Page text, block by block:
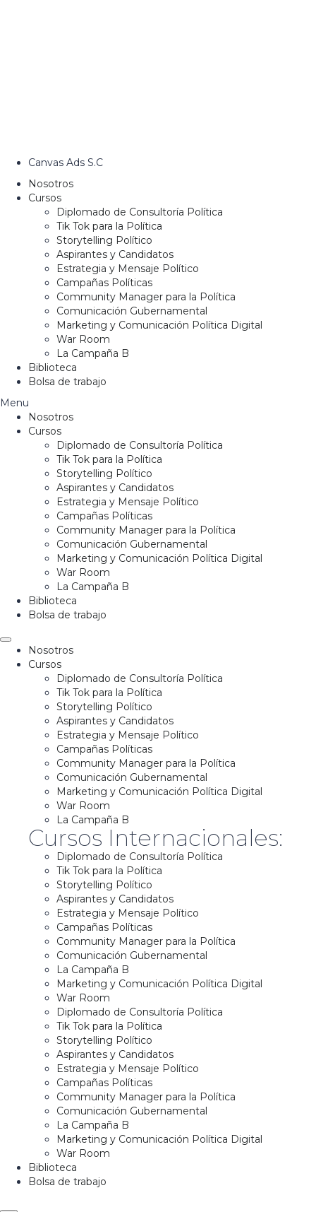
Canvas Ads S.C
Nosotros
Cursos
Diplomado de Consultoría Política
Tik Tok para la Política
Storytelling Político
Aspirantes y Candidatos
Estrategia y Mensaje Político
Campañas Políticas
Community Manager para la Política
Comunicación Gubernamental
Marketing y Comunicación Política Digital
War Room
La Campaña B
Biblioteca
Bolsa de trabajo
Menu
Nosotros
Cursos
Diplomado de Consultoría Política
Tik Tok para la Política
Storytelling Político
Aspirantes y Candidatos
Estrategia y Mensaje Político
Campañas Políticas
Community Manager para la Política
Comunicación Gubernamental
Marketing y Comunicación Política Digital
War Room
La Campaña B
Biblioteca
Bolsa de trabajo
Nosotros
Cursos
Diplomado de Consultoría Política
Tik Tok para la Política
Storytelling Político
Aspirantes y Candidatos
Estrategia y Mensaje Político
Campañas Políticas
Community Manager para la Política
Comunicación Gubernamental
Marketing y Comunicación Política Digital
War Room
La Campaña B
Cursos Internacionales:
Diplomado de Consultoría Política
Tik Tok para la Política
Storytelling Político
Aspirantes y Candidatos
Estrategia y Mensaje Político
Campañas Políticas
Community Manager para la Política
Comunicación Gubernamental
La Campaña B
Marketing y Comunicación Política Digital
War Room
Diplomado de Consultoría Política
Tik Tok para la Política
Storytelling Político
Aspirantes y Candidatos
Estrategia y Mensaje Político
Campañas Políticas
Community Manager para la Política
Comunicación Gubernamental
La Campaña B
Marketing y Comunicación Política Digital
War Room
Biblioteca
Bolsa de trabajo